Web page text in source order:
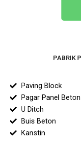
PABRIK
Paving Block
Pagar Panel Beton
U Ditch
Buis Beton
Kanstin